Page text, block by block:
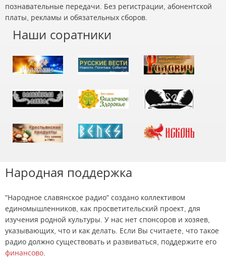
познавательные передачи. Без регистрации, абонентской
платы, рекламы и обязательных сборов.
Наши соратники
Народная поддержка
"Народное славянское радио" создано коллективом
единомышленников, как просветительский проект, для
изучения родной культуры. У нас нет спонсоров и хозяев,
указывающих, что и как делать. Если Вы считаете, что такое
радио должно существовать и развиваться, поддержите его
финансово